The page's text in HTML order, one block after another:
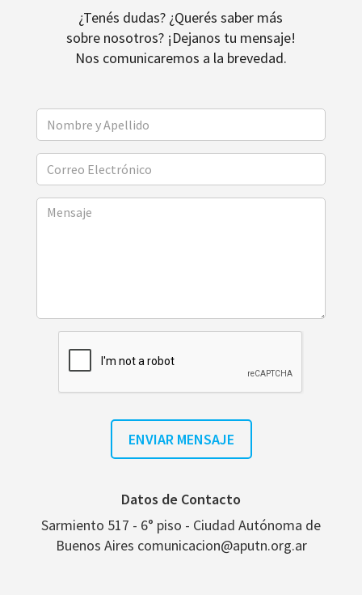
¿Tenés dudas? ¿Querés saber más
sobre nosotros? ¡Dejanos tu mensaje!
Nos comunicaremos a la brevedad.
Datos de Contacto
Sarmiento 517 - 6° piso - Ciudad Autónoma de
Buenos Aires comunicacion@aputn.org.ar